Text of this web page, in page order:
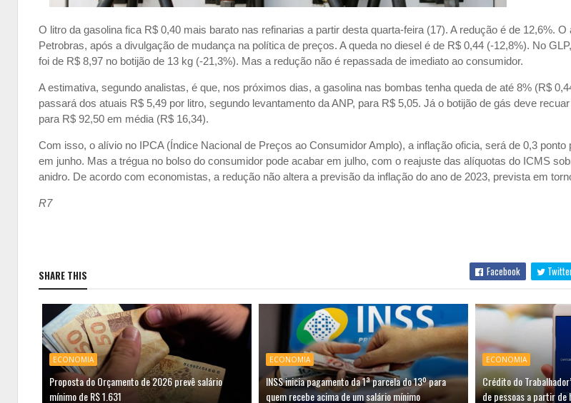
O litro da gasolina fica R$ 0,40 mais barato nas refinarias a partir desta quarta-feira (17). A redução é de 12,6%. O
Petrobras, após a divulgação de mudança na política de preços. A queda no diesel é de R$ 0,44 (-12,8%). No
foi de R$ 8,97 no botijão de 13 kg (-21,3%). Mas a redução não é repassada de imediato ao consumidor.
A estimativa, segundo analistas, é que, nos próximos dias, a gasolina nas bombas tenha queda de até 8% (R$
passará dos atuais R$ 5,49 por litro, segundo levantamento da ANP, para R$ 5,05. Já o botijão de gás deve
para R$ 92,50 em média (R$ 16,34).
Com isso, o alívio no IPCA (Índice Nacional de Preços ao Consumidor Amplo), a inflação oficia, será de 0,3 ponto
em junho. Mas a trégua no bolso do consumidor pode acabar em julho, com o reajuste das alíquotas do ICMS
anidro. De acordo com economistas, a redução não altera a previsão da inflação do ano de 2023, prevista em
R7
SHARE THIS Facebook
ECONOMIA
Proposta do Orçamento de 2026 prevê salário
mínimo de R$ 1.631
ECONOMIA
INSS inicia pagamento da 1ª parcela do 13º para
quem recebe acima de um salário mínimo
ECONOMIA
Crédito do
de pessoas a partir de